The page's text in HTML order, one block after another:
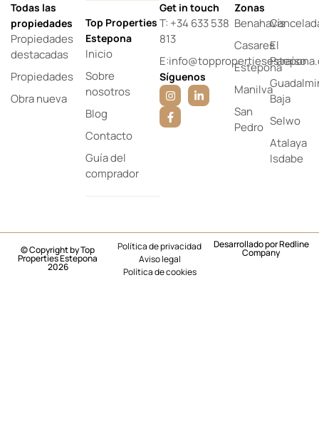
Todas las
propiedades
Propiedades
destacadas
Propiedades
Obra nueva
Top Properties
Estepona
Inicio
Sobre
nosotros
Blog
Contacto
Guía del
comprador
Zonas
Benahavís
Casares
Estepona
Manilva
San
Pedro
El
Paraíso
Baja
Selwo
Atalaya
Isdabe
Get in touch
T: +34 633 538
813
Síguenos
© Copyright by Top
Properties Estepona
2026
Política de privacidad
Aviso legal
Política de cookies
Desarrollado porRedline
Company